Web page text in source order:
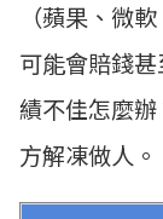
（蘋果、微
可能會賠錢
績不佳怎麼
方解凍做人。